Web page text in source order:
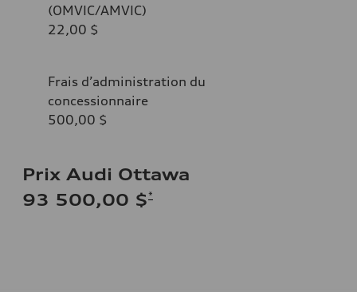
(OMVIC/AMVIC)
22,00 $
Frais d’administration du
concessionnaire
500,00 $
Prix Audi Ottawa
93 500,00 $*